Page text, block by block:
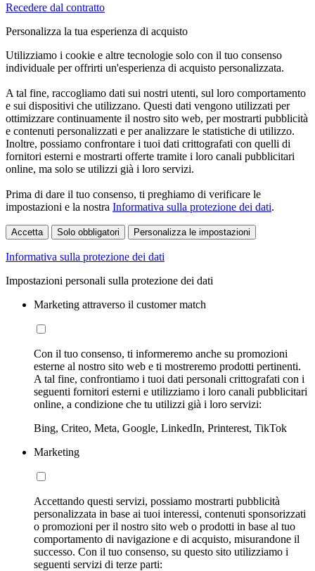
Recedere dal contratto
Personalizza la tua esperienza di acquisto
Utilizziamo i cookie e altre tecnologie solo con il tuo consenso
individuale per offrirti un'esperienza di acquisto personalizzata.
A tal fine, raccogliamo dati sui nostri utenti, sul loro comportamento
e sui dispositivi che utilizzano. Questi dati vengono utilizzati per
ottimizzare continuamente il nostro sito web, per mostrarti pubblicità
e contenuti personalizzati e per analizzare le statistiche di utilizzo.
Inoltre, possiamo confrontare i tuoi dati crittografati con quelli di
fornitori esterni e mostrarti offerte tramite i loro canali pubblicitari
online, ma solo se utilizzi già i loro servizi.
Prima di dare il tuo consenso, ti preghiamo di verificare le
impostazioni e la nostra Informativa sulla protezione dei dati.
Accetta Solo obbligatori Personalizza le impostazioni
Informativa sulla protezione dei dati
Impostazioni personali sulla protezione dei dati
Marketing attraverso il customer match
Con il tuo consenso, ti informeremo anche su promozioni
esterne al nostro sito web e ti mostreremo prodotti pertinenti.
A tal fine, confrontiamo i tuoi dati personali crittografati con i
seguenti fornitori esterni e utilizziamo i loro canali pubblicitari
online, a condizione che tu utilizzi già i loro servizi:
Bing, Criteo, Meta, Google, LinkedIn, Printerest, TikTok
Marketing
Accettando questi servizi, possiamo mostrarti pubblicità
personalizzata in base ai tuoi interessi, contenuti sponsorizzati
o promozioni per il nostro sito web o prodotti in base al tuo
comportamento di navigazione e di acquisto, misurandone il
successo. Con il tuo consenso, su questo sito utilizziamo i
seguenti servizi di terze parti: